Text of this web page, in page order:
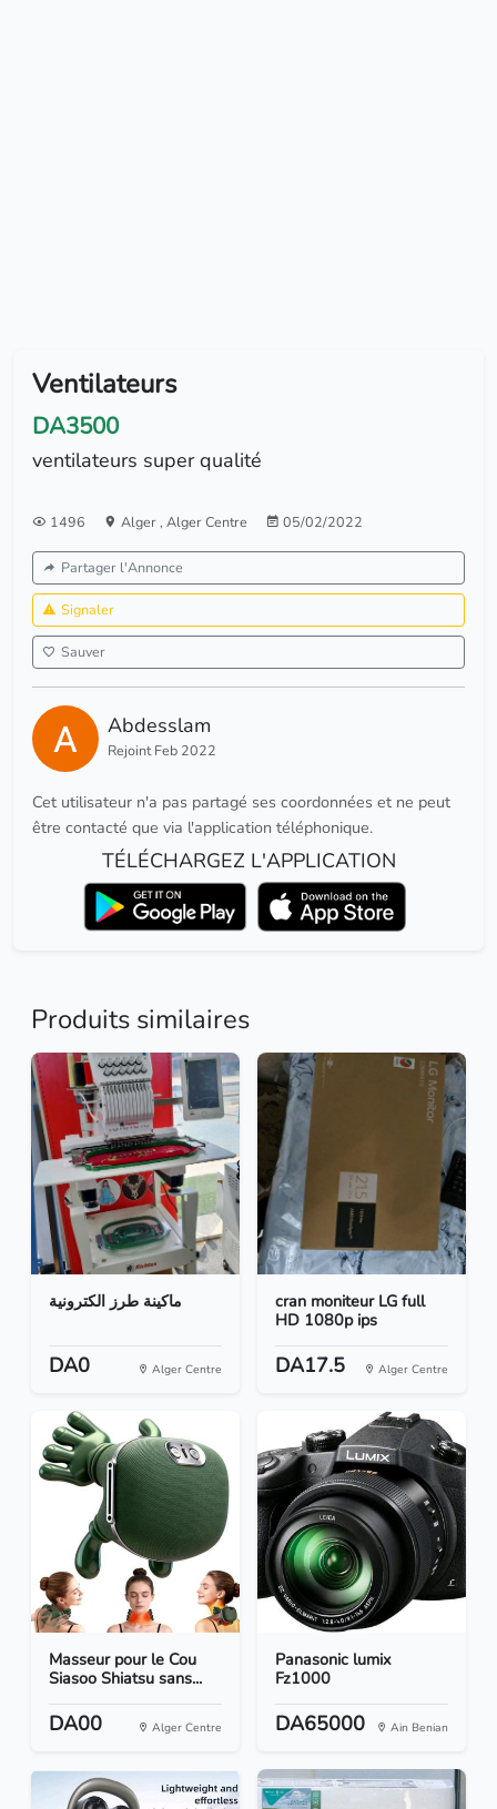
Ventilateurs
DA3500
ventilateurs super qualité
1496 Alger, Alger Centre 05/02/2022
Partager l'Annonce
Signaler
Sauver
Abdesslam
Rejoint Feb 2022
Cet utilisateur n'a pas partagé ses coordonnées et ne peut
être contacté que via l'application téléphonique.
TÉLÉCHARGEZ L'APPLICATION
Produits similaires
ماكينة طرز الكترونية
DA0 Alger Centre
cran moniteur LG full
HD 1080p ips
DA17.5 Alger Centre
Masseur pour le Cou
Siasoo Shiatsu sans...
DA00 Alger Centre
Panasonic lumix
Fz1000
DA65000 Ain Benian